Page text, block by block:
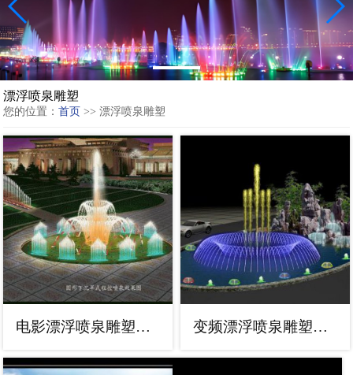
漂浮喷泉雕塑
您的位置：首页 >> 漂浮喷泉雕塑
电影漂浮喷泉雕塑，水景艺术喷泉雕塑提供 变频漂浮喷泉雕塑，水景艺术喷泉雕塑预定